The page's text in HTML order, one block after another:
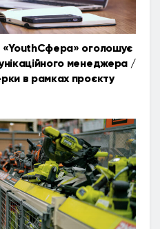
«YouthСфера» оголошує
менеджера /
в рамках проєкту